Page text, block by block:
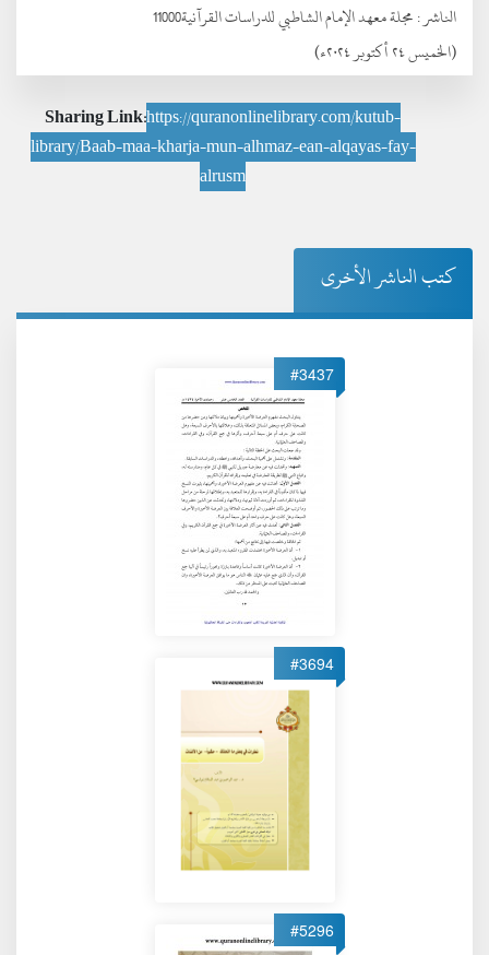
(الخميس ٢٤ أكتوبر ٢٠٢٤ء)
الناشر :مجلة معهد الإمام الشاطبي للدراسات القرآنية11000
Sharing Link:https://quranonlinelibrary.com/kutub-
library/Baab-maa-kharja-mun-alhmaz-ean-alqayas-fay-
alrusm
كتب الناشر الأخرى
#3437
#3694
#5296